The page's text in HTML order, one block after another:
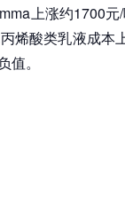
上涨约1700
烯酸类乳液成本
。